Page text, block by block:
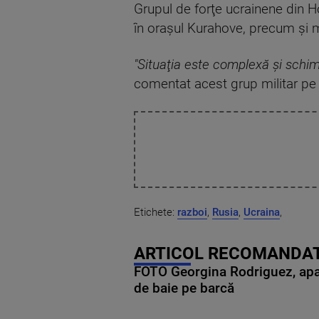
Grupul de forţe ucrainene din
în oraşul Kurahove, precum şi
"Situaţia este complexă şi
comentat acest grup militar pe
Etichete: razboi, Rusia, Ucraina,
ARTICOL
FOTO Georgina Rodriguez,
de baie pe barcă